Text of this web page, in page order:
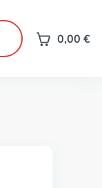
0,00 €